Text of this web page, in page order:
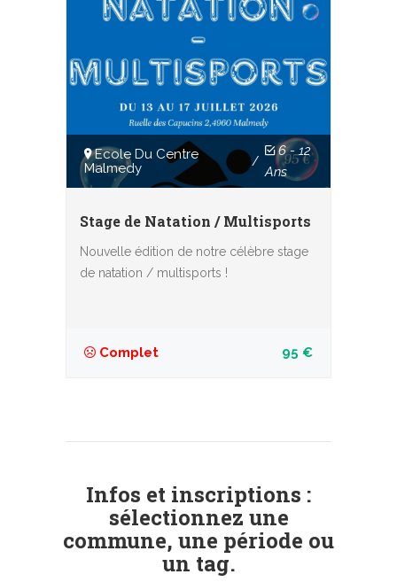
Ecole Du Centre
Malmedy
/
6 - 12
Ans
Stage de Natation / Multisports
Nouvelle édition de notre célèbre stage
de natation / multisports !
Complet 95 €
Infos et inscriptions :
sélectionnez une
commune, une période ou
un tag.